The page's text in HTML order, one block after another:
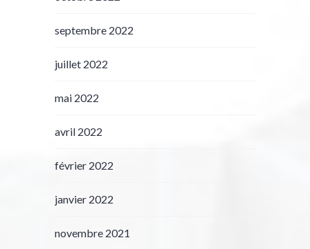
septembre 2022
juillet 2022
mai 2022
avril 2022
février 2022
janvier 2022
novembre 2021